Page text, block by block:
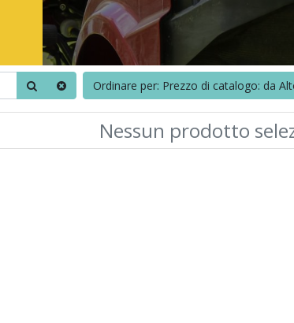
Ordinare per: Prezzo di catalogo: da
Nessun prodotto